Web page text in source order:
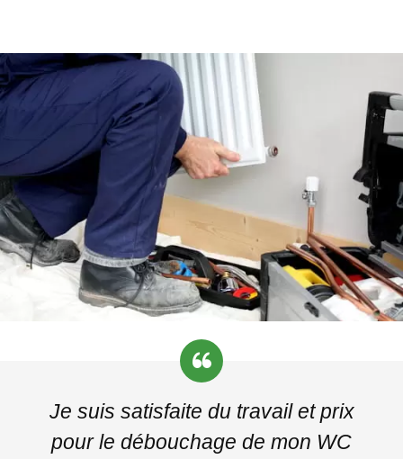
Je suis satisfaite du travail et prix
pour le débouchage de mon WC